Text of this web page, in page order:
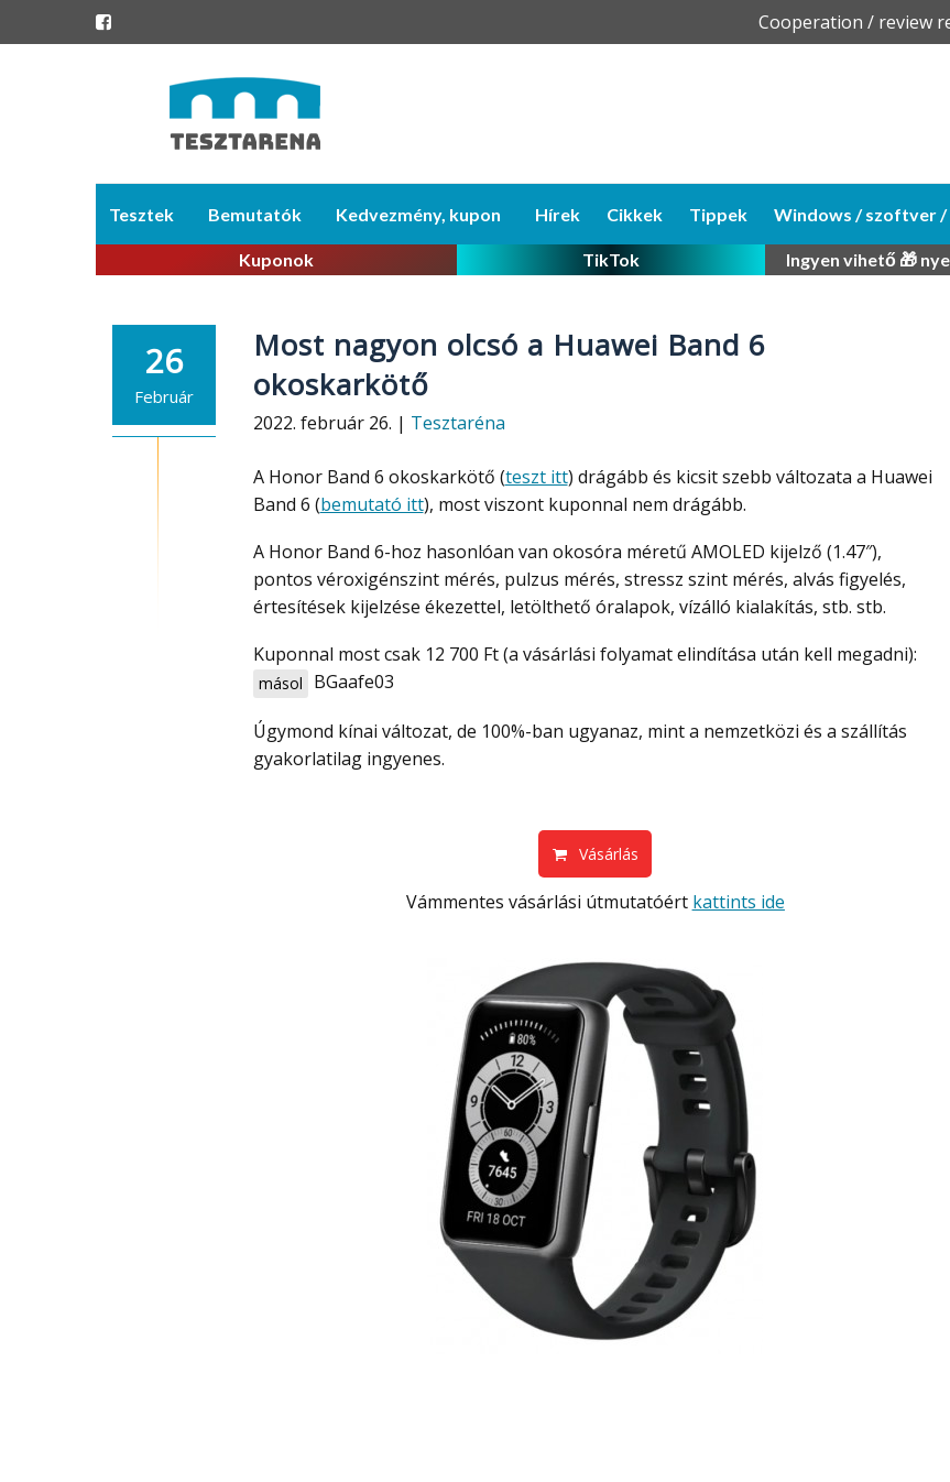
Skip
Cooperation / review
content
Tesztek Bemutatók Kedvezmény, kupon Hírek Cikkek Tippek Windows / szoftver
Kuponok TikTok Ingyen vihető 🎁
26
Február
Most nagyon olcsó a Huawei Band 6
okoskarkötő
2022. február 26. | Tesztaréna
A Honor Band 6 okoskarkötő (teszt itt) drágább és kicsit szebb változata a Huawei
Band 6 (bemutató itt), most viszont kuponnal nem drágább.
A Honor Band 6-hoz hasonlóan van okosóra méretű AMOLED kijelző (1.47″),
pontos véroxigénszint mérés, pulzus mérés, stressz szint mérés, alvás figyelés,
értesítések kijelzése ékezettel, letölthető óralapok, vízálló kialakítás, stb. stb.
Kuponnal most csak 12 700 Ft (a vásárlási folyamat elindítása után kell megadni):
másol BGaafe03
Úgymond kínai változat, de 100%-ban ugyanaz, mint a nemzetközi és a szállítás
gyakorlatilag ingyenes.
Vásárlás
Vámmentes vásárlási útmutatóért kattints ide